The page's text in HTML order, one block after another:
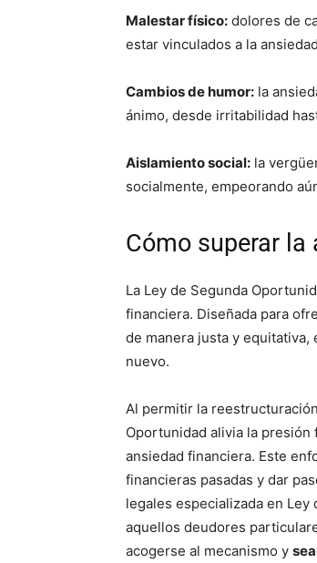
Malestar físico: dolores de
estar vinculados a la
Cambios de humor: la
ánimo, desde irritabilidad
Aislamiento social: la
socialmente, empeorando
Cómo superar
La Ley de Segunda
financiera. Diseñada para
de manera justa y
nuevo.
Al permitir la
Oportunidad alivia la
ansiedad financiera. Este
financieras pasadas y dar
legales especializada en
aquellos deudores
acogerse al mecanismo y